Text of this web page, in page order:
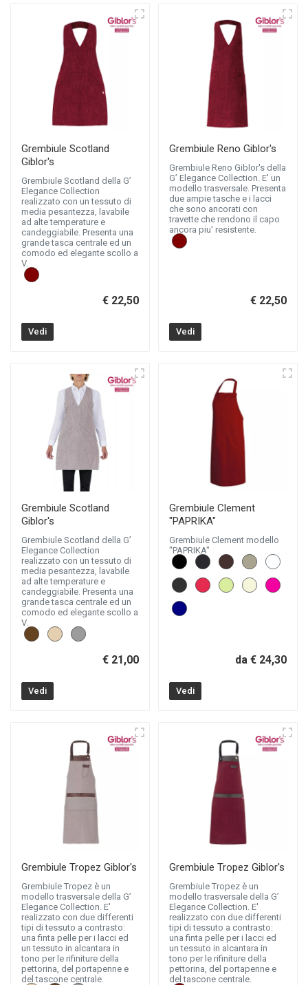
Grembiule Scotland
Giblor's
Grembiule Scotland della G’
Elegance Collection
realizzato con un tessuto di
media pesantezza, lavabile
ad alte temperature e
candeggiabile. Presenta una
grande tasca centrale ed un
comodo ed elegante scollo a
V.
€ 22,50
Vedi
Grembiule Reno Giblor's
Grembiule Reno Giblor's della
G’ Elegance Collection. E' un
modello trasversale. Presenta
due ampie tasche e i lacci
che sono ancorati con
travette che rendono il capo
ancora piu' resistente.
€ 22,50
Vedi
Grembiule Scotland
Giblor's
Grembiule Scotland della G’
Elegance Collection
realizzato con un tessuto di
media pesantezza, lavabile
ad alte temperature e
candeggiabile. Presenta una
grande tasca centrale ed un
comodo ed elegante scollo a
V.
€ 21,00
Vedi
Grembiule Clement
"PAPRIKA"
Grembiule Clement modello
"PAPRIKA"
da € 24,30
Vedi
Grembiule Tropez Giblor's
Grembiule Tropez è un
modello trasversale della G’
Elegance Collection. E'
realizzato con due differenti
tipi di tessuto a contrasto:
una finta pelle per i lacci ed
un tessuto in alcantara in
tono per le rifiniture della
pettorina, del portapenne e
del tascone centrale.
Grembiule Tropez Giblor's
Grembiule Tropez è un
modello trasversale della G’
Elegance Collection. E'
realizzato con due differenti
tipi di tessuto a contrasto:
una finta pelle per i lacci ed
un tessuto in alcantara in
tono per le rifiniture della
pettorina, del portapenne e
del tascone centrale.